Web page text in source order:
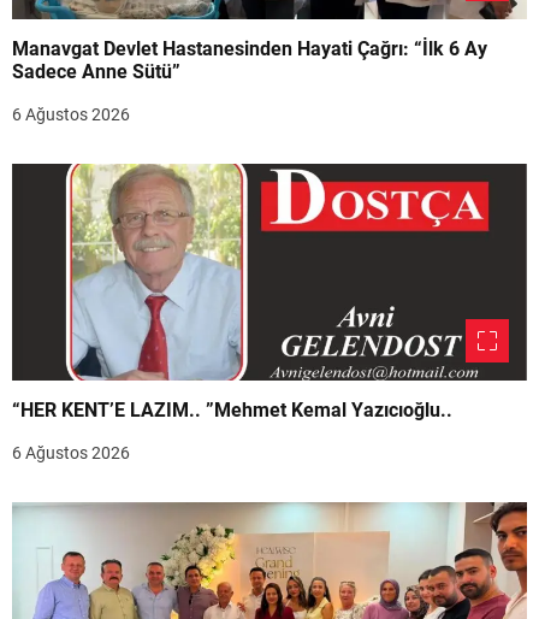
Manavgat Devlet Hastanesinden Hayati Çağrı: “İlk 6 Ay
Sadece Anne Sütü”
6 Ağustos 2026
“HER KENT’E LAZIM.. ”Mehmet Kemal Yazıcıoğlu..
6 Ağustos 2026